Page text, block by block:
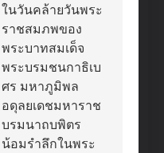
ในวันคล้ายวันพระ
ราชสมภพของ
พระบาทสมเด็จ
พระบรมชนกาธิเบ
ศร มหาภูมิพล
อดุลยเดชมหาราช
บรมนาถบพิตร
น้อมรำลึกในพระ